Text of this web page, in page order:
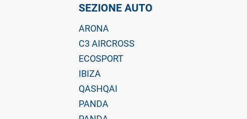
SEZIONE AUTO
ARONA
C3 AIRCROSS
ECOSPORT
IBIZA
QASHQAI
PANDA